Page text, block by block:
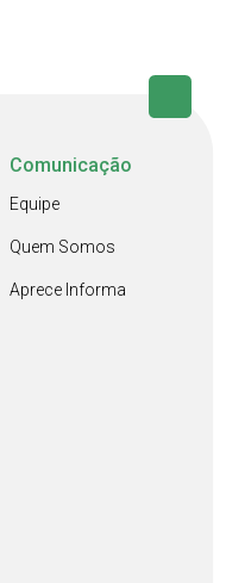
Comunicação
Equipe
Quem Somos
Aprece Informa